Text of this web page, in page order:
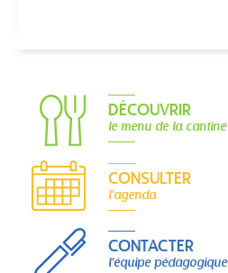
DÉCOUVRIR
le menu de la cantine
CONSULTER
l'agenda
CONTACTER
l'équipe pédagogique